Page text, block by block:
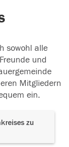
sowohl alle
und
Mitgliedern
ein.
zu